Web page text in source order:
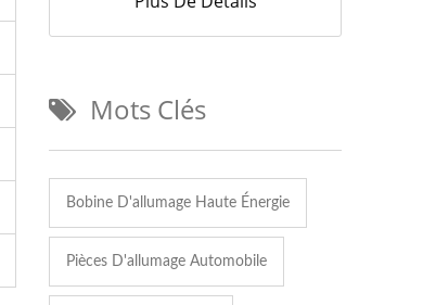
Mots Clés
Bobine D'allumage Haute Énergie
Pièces D'allumage Automobile